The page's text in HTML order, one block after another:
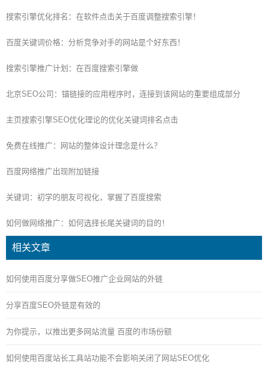
搜索引擎优化排名：在软件点击关于百度调整搜索引擎！
百度关键词价格：分析竞争对手的网站是个好东西！
搜索引擎推广计划：在百度搜索引擎做
北京SEO公司：锚链接的应用程序时，连接到该网站的重要组成部分
主页搜索引擎SEO优化理论的优化关键词排名点击
免费在线推广：网站的整体设计理念是什么？
百度网络推广出现附加链接
关键词：初学的朋友可视化，掌握了百度搜索
如何做网络推广：如何选择长尾关键词的目的！
相关文章
如何使用百度分享做SEO推广企业网站的外链
分享百度SEO外链是有效的
为你提示，以推出更多网站流量 百度的市场份额
如何使用百度站长工具站功能不会影响关闭了网站SEO优化